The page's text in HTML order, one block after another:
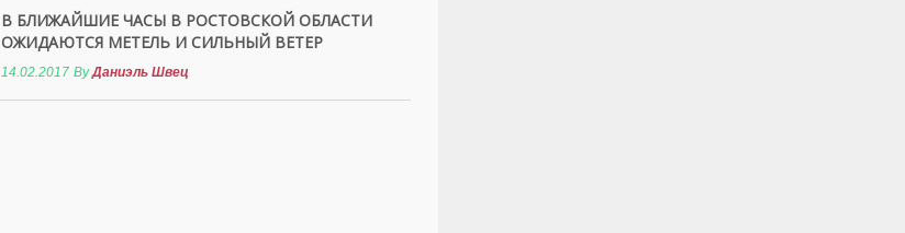
В БЛИЖАЙШИЕ ЧАСЫ В РОСТОВСКОЙ ОБЛАСТИ
ОЖИДАЮТСЯ МЕТЕЛЬ И СИЛЬНЫЙ ВЕТЕР
14.02.2017 ByДаниэль Швец